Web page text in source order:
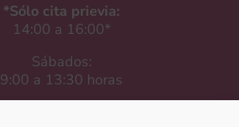
*Sólo cita prievia:
14:00 a 16:00*
Sábados:
9:00 a 13:30 horas